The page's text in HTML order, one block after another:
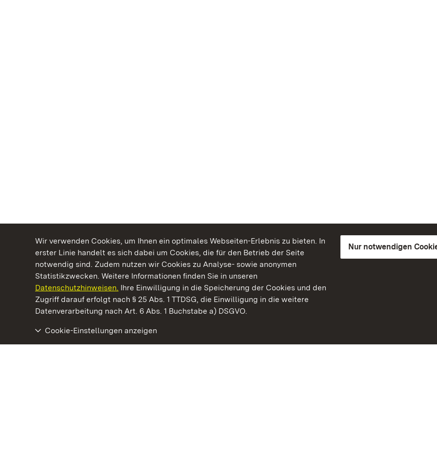
Wir verwenden Cookies, um Ihnen ein optimales Webseiten-Erlebnis zu bieten. In
erster Linie handelt es sich dabei um Cookies, die für den Betrieb der Seite
notwendig sind. Zudem nutzen wir Cookies zu Analyse- sowie anonymen
Statistikzwecken. Weitere Informationen finden Sie in unseren
Datenschutzhinweisen. Ihre Einwilligung in die Speicherung der Cookies und den
Zugriff darauf erfolgt nach § 25 Abs. 1 TTDSG, die Einwilligung in die weitere
Datenverarbeitung nach Art. 6 Abs. 1 Buchstabe a) DSGVO.
Nur notwendigen
Cookie-Einstellungen anzeigen
Kommen. Staunen. Genießen.